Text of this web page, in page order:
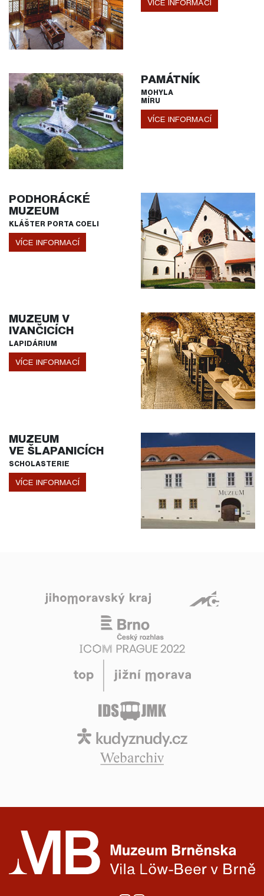
VÍCE INFORMACÍ
PAMÁTNÍK
MOHYLA
MÍRU
VÍCE INFORMACÍ
PODHORÁCKÉ
MUZEUM
KLÁŠTER PORTA COELI
VÍCE INFORMACÍ
MUZEUM V
IVANČICÍCH
LAPIDÁRIUM
VÍCE INFORMACÍ
MUZEUM
VE ŠLAPANICÍCH
SCHOLASTERIE
VÍCE INFORMACÍ